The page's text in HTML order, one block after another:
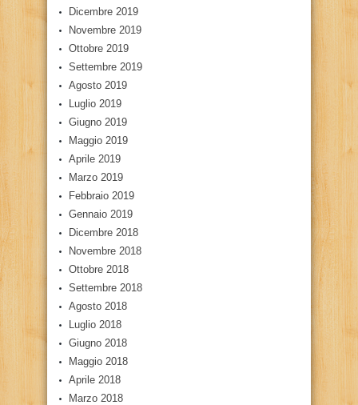
Dicembre 2019
Novembre 2019
Ottobre 2019
Settembre 2019
Agosto 2019
Luglio 2019
Giugno 2019
Maggio 2019
Aprile 2019
Marzo 2019
Febbraio 2019
Gennaio 2019
Dicembre 2018
Novembre 2018
Ottobre 2018
Settembre 2018
Agosto 2018
Luglio 2018
Giugno 2018
Maggio 2018
Aprile 2018
Marzo 2018